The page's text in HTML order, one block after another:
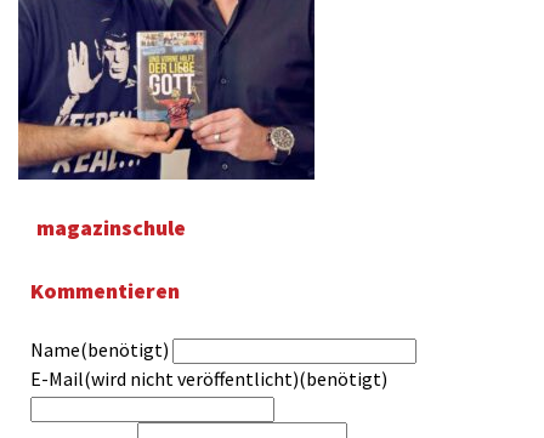
magazinschule
Kommentieren
Name(benötigt)
E-Mail(wird nicht veröffentlicht)(benötigt)